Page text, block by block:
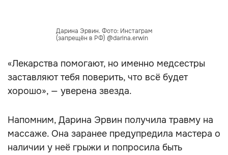
Дарина Эрвин. Фото: Инстаграм
(запрещён в РФ) @darina.erwin
«Лекарства помогают, но именно медсестры
заставляют тебя поверить, что всё будет
хорошо», — уверена звезда.
Напомним, Дарина Эрвин получила травму на
массаже. Она заранее предупредила мастера о
наличии у неё грыжи и попросила быть